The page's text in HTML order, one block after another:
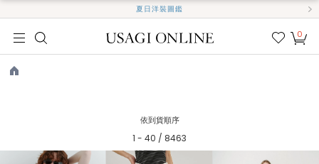
夏日洋裝圖鑑
我的
0
依到貨順序
1 - 40 / 8463